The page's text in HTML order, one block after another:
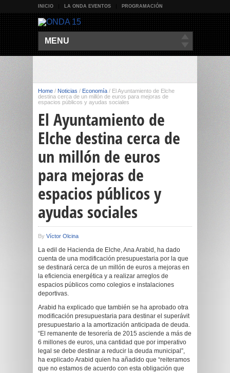
INICIO LA ONDA EVENTOS PROGRAMACIÓN
MENU
Home / Noticias / Economía / El Ayuntamiento de Elche
destina cerca de un millón de euros para mejoras de
espacios públicos y ayudas sociales
El Ayuntamiento de
Elche destina cerca de
un millón de euros
para mejoras de
espacios públicos y
ayudas sociales
By Víctor Olcina
La edil de Hacienda de Elche, Ana Arabid, ha dado
cuenta de una modificación presupuestaria por la que
se destinará cerca de un millón de euros a mejoras en
la eficiencia energética y a realizar arreglos de
espacios públicos como colegios e instalaciones
deportivas.
Arabid ha explicado que también se ha aprobado otra
modificación presupuestaria para destinar el superávit
presupuestario a la amortización anticipada de deuda.
“El remanente de tesorería de 2015 asciende a más de
6 millones de euros, una cantidad que por imperativo
legal se debe destinar a reducir la deuda municipal”,
ha explicado Arabid quien ha añadido que “reiteramos
que no estamos de acuerdo con esta obligación que